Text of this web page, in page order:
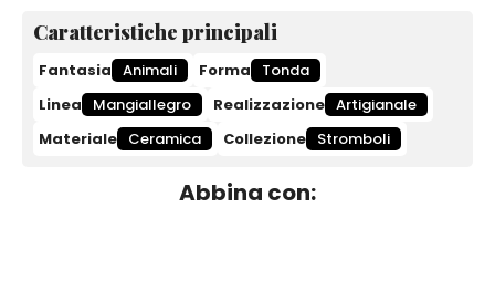
Caratteristiche principali
Fantasia Animali Forma
Tonda
Linea
Mangiallegro Realizzazione Artigianale
Materiale Ceramica Collezione Stromboli
Abbina con: